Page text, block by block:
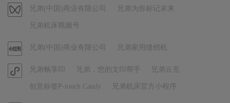
音
视兄弟(中国)商业有限公司 兄弟为你标记未来
兄弟机床视频号
官
小
红
兄弟(中国)商业有限公司 兄弟家用缝纫机
官兄弟畅享印 兄弟，您的文印帮手 兄弟云充
创意标签P-touch Candy 兄弟机床官方小程序